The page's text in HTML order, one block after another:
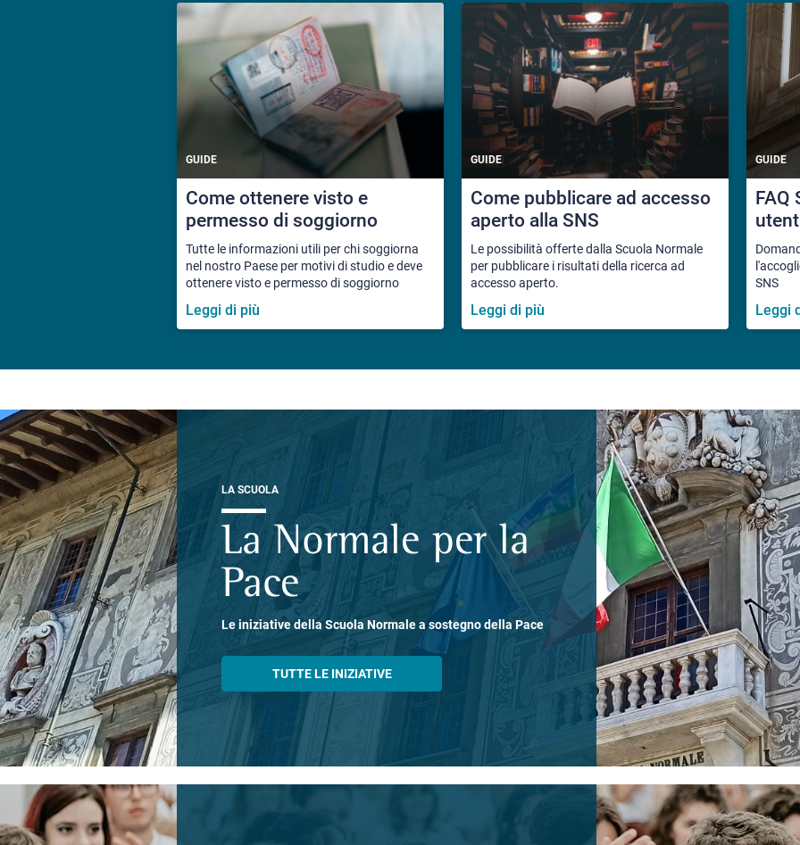
GUIDE
Come ottenere visto e
permesso di soggiorno
Tutte le informazioni utili per chi soggiorna
nel nostro Paese per motivi di studio e deve
ottenere visto e permesso di soggiorno
Leggi di più
GUIDE
Come pubblicare ad accesso
aperto alla SNS
Le possibilità offerte dalla Scuola Normale
per pubblicare i risultati della ricerca ad
accesso aperto.
Leggi di più
GUIDE
FAQ
SNS
Leggi
LA SCUOLA
La Normale per la
Pace
Le iniziative della Scuola Normale a sostegno della Pace
TUTTE LE INIZIATIVE